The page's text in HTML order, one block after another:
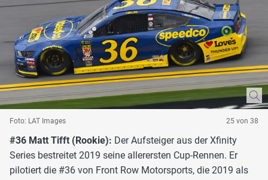
Foto: LAT Images 25 von 38
#36 Matt Tifft (Rookie): Der Aufsteiger aus der Xfinity
Series bestreitet 2019 seine allerersten Cup-Rennen. Er
pilotiert die #36 von Front Row Motorsports, die 2019 als